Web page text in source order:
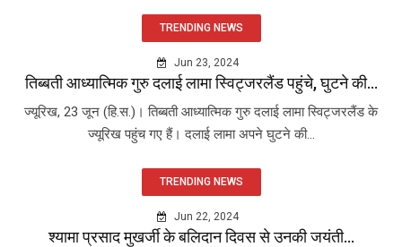
TRENDING NEWS
Jun 23, 2024
तिब्बती आध्यात्मिक गुरु दलाई लामा स्विट्जरलैंड पहुंचे, घुटने की...
ज्यूरिख, 23 जून (हि.स.)। तिब्बती आध्यात्मिक गुरु दलाई लामा स्विट्जरलैंड के
ज्यूरिख पहुंच गए हैं। दलाई लामा अपने घुटने की...
TRENDING NEWS
Jun 22, 2024
श्यामा प्रसाद मुखर्जी के बलिदान दिवस से उनकी जयंती...